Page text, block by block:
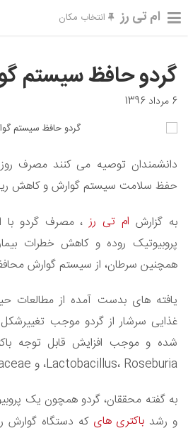
ام تی رز انتخاب مکان
گردو حافظ سیستم
6 مرداد 1396
دانشمندان توصیه می کنند مصرف
حفظ سلامت سیستم گوارش و کاهش
به گزارش ام تی رز، مصرف گردو با
پروبیوتیک روده و کاهش خطرات
همچنین سرطان، از سیستم گوارش
یافته های بدست آمده از مطالعات
غذایی سرشار از گردو موجب
شده و موجب افزایش قابل توجه
Lactobacillus، Roseburia، و Ruminococcaceae می شود.
به گفته محققان، گردو همچون یک
و رشد باکتری های که دستگاه گوارش